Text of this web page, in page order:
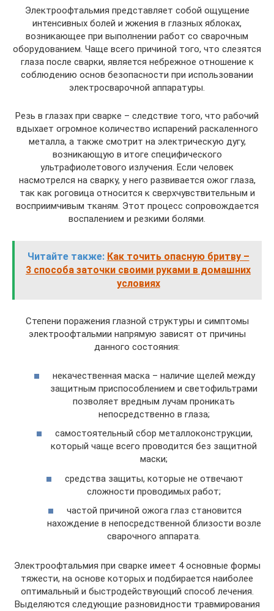
Электроофтальмия представляет собой ощущение
интенсивных болей и жжения в глазных яблоках,
возникающее при выполнении работ со сварочным
оборудованием. Чаще всего причиной того, что слезятся
глаза после сварки, является небрежное отношение к
соблюдению основ безопасности при использовании
электросварочной аппаратуры.
Резь в глазах при сварке – следствие того, что рабочий
вдыхает огромное количество испарений раскаленного
металла, а также смотрит на электрическую дугу,
возникающую в итоге специфического
ультрафиолетового излучения. Если человек
насмотрелся на сварку, у него развивается ожог глаза,
так как роговица относится к сверхчувствительным и
восприимчивым тканям. Этот процесс сопровождается
воспалением и резкими болями.
Читайте также: Как точить опасную бритву –
3 способа заточки своими руками в домашних
условиях
Степени поражения глазной структуры и симптомы
электроофтальмии напрямую зависят от причины
данного состояния:
некачественная маска – наличие щелей между
защитным приспособлением и светофильтрами
позволяет вредным лучам проникать
непосредственно в глаза;
самостоятельный сбор металлоконструкции,
который чаще всего проводится без защитной
маски;
средства защиты, которые не отвечают
сложности проводимых работ;
частой причиной ожога глаз становится
нахождение в непосредственной близости возле
сварочного аппарата.
Электроофтальмия при сварке имеет 4 основные формы
тяжести, на основе которых и подбирается наиболее
оптимальный и быстродействующий способ лечения.
Выделяются следующие разновидности травмирования